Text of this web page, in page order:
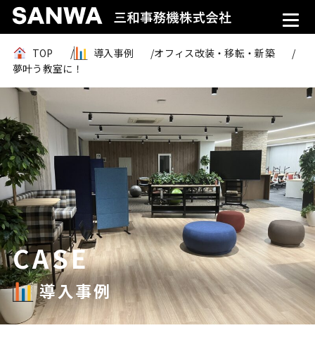
TOP 導入事例
オフィス改装・移転・新築
夢叶う教室に！
CASE
導入事例